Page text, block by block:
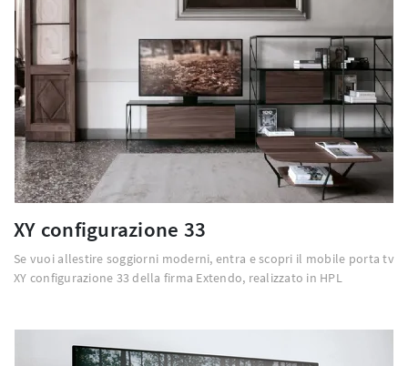
XY configurazione 33
Se vuoi allestire soggiorni moderni, entra e scopri il mobile porta tv
XY configurazione 33 della firma Extendo, realizzato in HPL